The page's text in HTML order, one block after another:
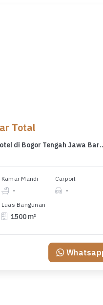
Total
Ruang Usaha / Hotel
Kamar Mandi
-
Carport
-
Luas Bangunan
1500 m²